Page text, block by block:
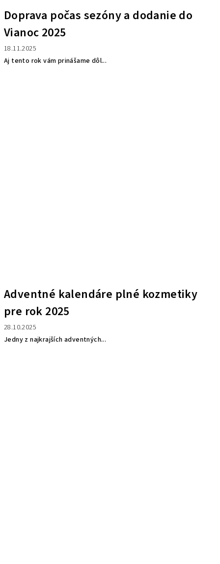
Doprava počas sezóny a dodanie do
Vianoc 2025
18.11.2025
Aj tento rok vám prinášame dôl...
Adventné kalendáre plné kozmetiky
pre rok 2025
28.10.2025
Jedny z najkrajších adventných...